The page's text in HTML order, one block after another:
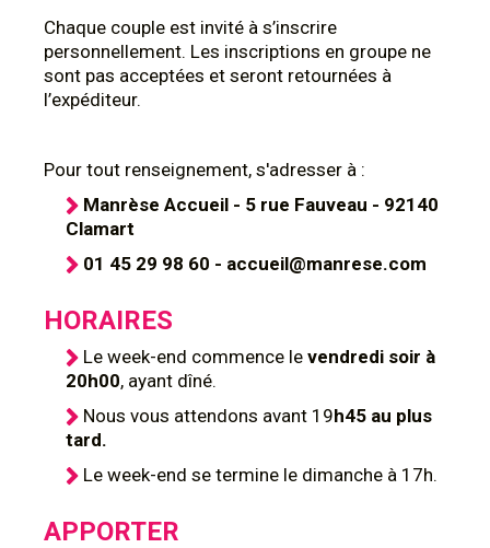
Chaque couple est invité à s’inscrire
personnellement. Les inscriptions en groupe ne
sont pas acceptées et seront retournées à
l’expéditeur.
Pour tout renseignement, s'adresser à :
Manrèse Accueil - 5 rue Fauveau - 92140
Clamart
01 45 29 98 60 - accueil@manrese.com
HORAIRES
Le week-end commence le vendredi soir à
20h00, ayant dîné.
Nous vous attendons avant 19h45 au plus
tard.
Le week-end se termine le dimanche à 17h.
APPORTER